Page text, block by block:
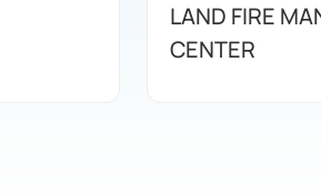
LAND FIRE
CENTER